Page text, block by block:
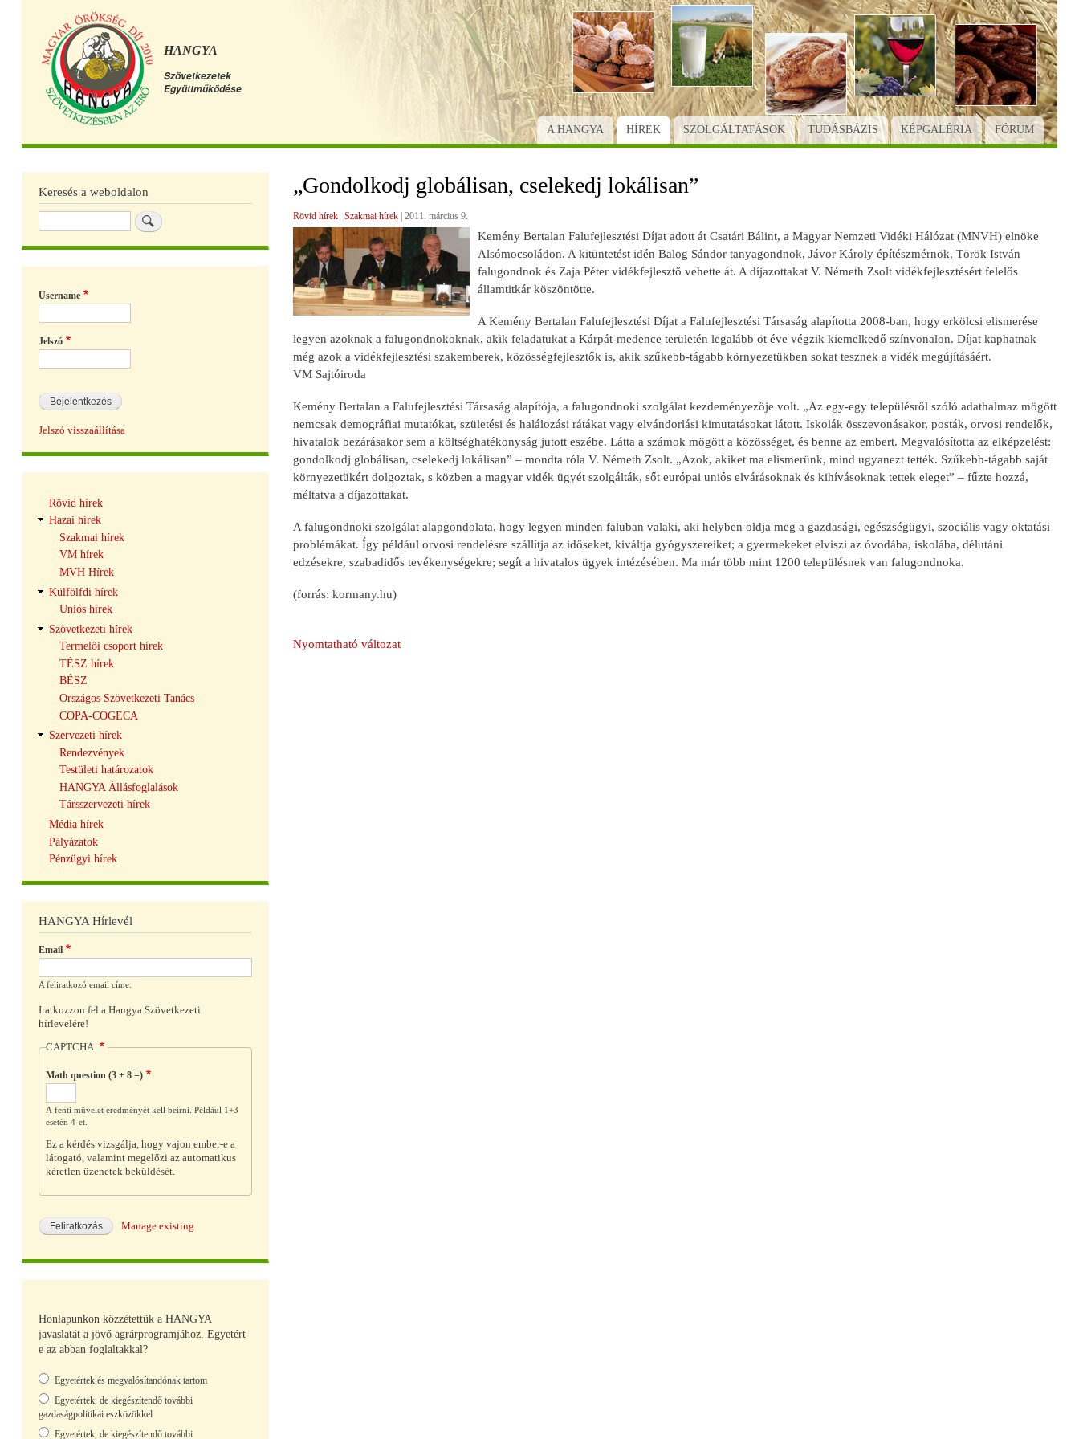
Ugrás
a
tartalomra
HANGYA
Szövetkezetek
Együttműködése
Főmenü
A HANGYA HÍREK SZOLGÁLTATÁSOK TUDÁSBÁZIS KÉPGALÉRIA FÓRUM
„Gondolkodj globálisan, cselekedj lokálisan”
Rövid hírek Szakmai hírek 2011. március 9.
Kemény Bertalan Falufejlesztési Díjat adott át Csatári Bálint, a Magyar Nemzeti Vidéki Hálózat (MNVH) elnöke
Alsómocsoládon. A kitüntetést idén Balog Sándor tanyagondnok, Jávor Károly építészmérnök, Török István
falugondnok és Zaja Péter vidékfejlesztő vehette át. A díjazottakat V. Németh Zsolt vidékfejlesztésért felelős
államtitkár köszöntötte.
A Kemény Bertalan Falufejlesztési Díjat a Falufejlesztési Társaság alapította 2008-ban, hogy erkölcsi elismerése
legyen azoknak a falugondnokoknak, akik feladatukat a Kárpát-medence területén legalább öt éve végzik kiemelkedő színvonalon. Díjat kaphatnak
még azok a vidékfejlesztési szakemberek, közösségfejlesztők is, akik szűkebb-tágabb környezetükben sokat tesznek a vidék megújításáért.
VM Sajtóiroda
Kemény Bertalan a Falufejlesztési Társaság alapítója, a falugondnoki szolgálat kezdeményezője volt. „Az egy-egy településről szóló adathalmaz mögött
nemcsak demográfiai mutatókat, születési és halálozási rátákat vagy elvándorlási kimutatásokat látott. Iskolák összevonásakor, posták, orvosi rendelők,
hivatalok bezárásakor sem a költséghatékonyság jutott eszébe. Látta a számok mögött a közösséget, és benne az embert. Megvalósította az elképzelést:
gondolkodj globálisan, cselekedj lokálisan” – mondta róla V. Németh Zsolt. „Azok, akiket ma elismerünk, mind ugyanezt tették. Szűkebb-tágabb saját
környezetükért dolgoztak, s közben a magyar vidék ügyét szolgálták, sőt európai uniós elvárásoknak és kihívásoknak tettek eleget” – fűzte hozzá,
méltatva a díjazottakat.
A falugondnoki szolgálat alapgondolata, hogy legyen minden faluban valaki, aki helyben oldja meg a gazdasági, egészségügyi, szociális vagy oktatási
problémákat. Így például orvosi rendelésre szállítja az időseket, kiváltja gyógyszereiket; a gyermekeket elviszi az óvodába, iskolába, délutáni
edzésekre, szabadidős tevékenységekre; segít a hivatalos ügyek intézésében. Ma már több mint 1200 településnek van falugondnoka.
(forrás: kormany.hu)
Nyomtatható változat
Keresés a weboldalon
Username
Jelszó
Jelszó visszaállítása
navigáció
Rövid hírek
Hazai hírek
Szakmai hírek
VM hírek
MVH Hírek
Külfölfdi hírek
Uniós hírek
Szövetkezeti hírek
Termelői csoport hírek
TÉSZ hírek
BÉSZ
Országos Szövetkezeti Tanács
COPA-COGECA
Szervezeti hírek
Rendezvények
Testületi határozatok
HANGYA Állásfoglalások
Társszervezeti hírek
Média hírek
Pályázatok
Pénzügyi hírek
HANGYA Hírlevél
Email
A feliratkozó email címe.
Iratkozzon fel a Hangya Szövetkezeti
hírlevelére!
CAPTCHA
Math question (3 + 8 =)
A fenti művelet eredményét kell beírni. Például 1+3
esetén 4-et.
Ez a kérdés vizsgálja, hogy vajon ember-e a
látogató, valamint megelőzi az automatikus
kéretlen üzenetek beküldését.
Manage existing
Honlapunkon közzétettük a HANGYA
javaslatát a jövő agrárprogramjához. Egyetért-
e az abban foglaltakkal?
Választások
Egyetértek és megvalósítandónak tartom
Egyetértek, de kiegészítendő további
gazdaságpolitikai eszközökkel
Egyetértek, de kiegészítendő további